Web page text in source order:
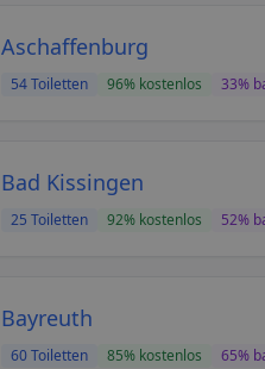
Aschaffenburg
54Toiletten 96% kostenlos 33%
Bad Kissingen
25 Toiletten 92% kostenlos 52%
Bayreuth
60Toiletten 85% kostenlos 65%